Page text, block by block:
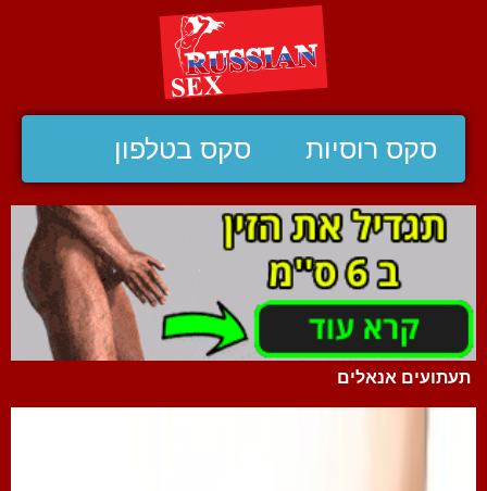
סקס רוסיות סקס בטלפון
תעתועים אנאלים